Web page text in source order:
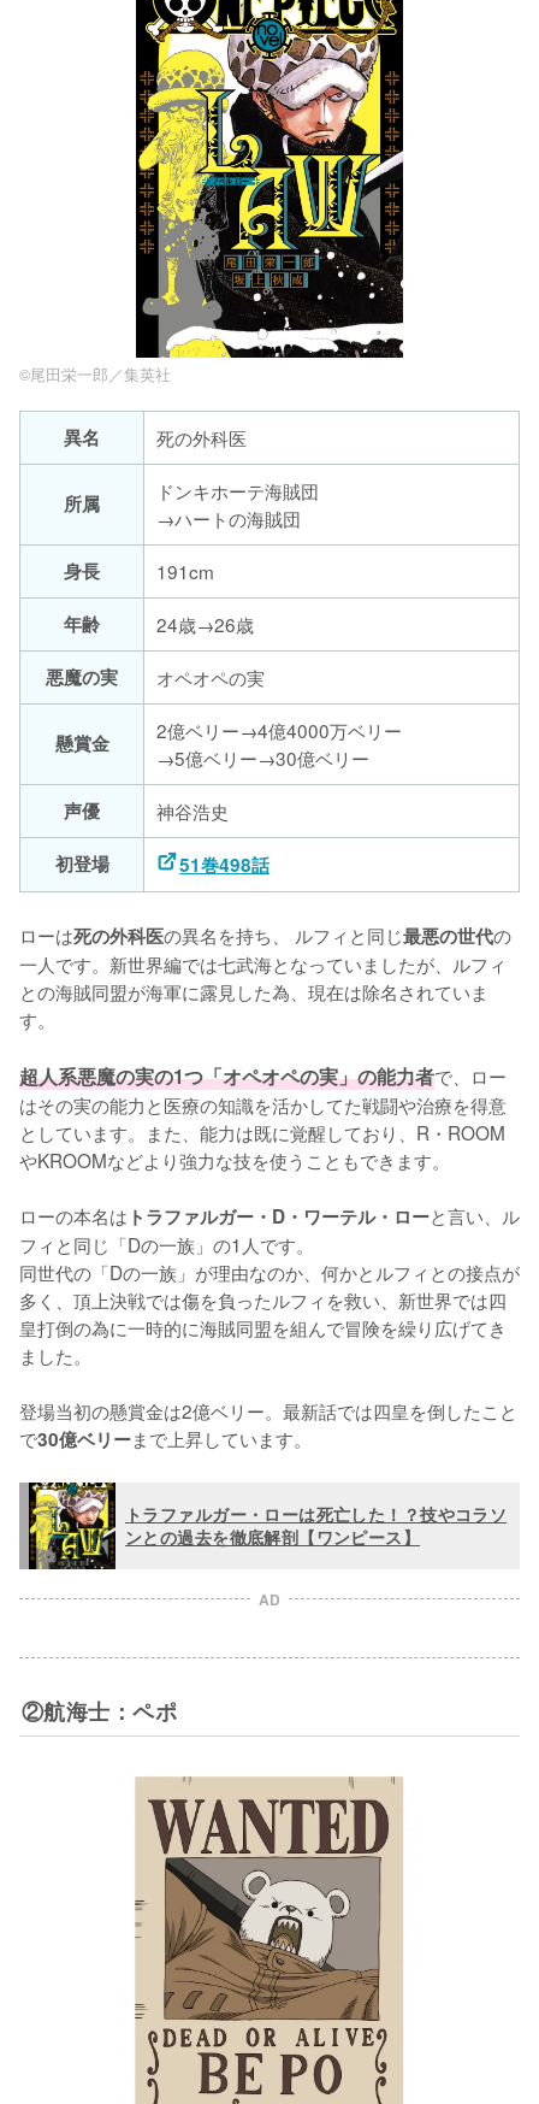
©尾田栄一郎／集英社
異名 死の外科医
所属
ドンキホーテ海賊団
→ハートの海賊団
身長
191cm
年齢
24歳→26歳
悪魔の実
オペオペの実
懸賞金
2億ベリー→4億4000万ベリー
→5億ベリー→30億ベリー
声優
神谷浩史
初登場
51巻498話
ローは死の外科医の異名を持ち、 ルフィと同じ最悪の世代の
一人です。新世界編では七武海となっていましたが、ルフィ
との海賊同盟が海軍に露見した為、現在は除名されていま
す。
超人系悪魔の実の1つ「オペオペの実」の能力者で、ロー
はその実の能力と医療の知識を活かしてた戦闘や治療を得意
としています。また、能力は既に覚醒しており、R・ROOM
やKROOMなどより強力な技を使うこともできます。
ローの本名は トラファルガー・D・ワーテル・ローと言い、ル
フィと同じ「Dの一族」の1人です。
同世代の「Dの一族」が理由なのか、何かとルフィとの接点が
多く、頂上決戦では傷を負ったルフィを救い、新世界では四
皇打倒の為に一時的に海賊同盟を組んで冒険を繰り広げてき
ました。
登場当初の懸賞金は2億ベリー。最新話では四皇を倒したこと
で30億ベリーまで上昇しています。
トラファルガー・ローは死亡した！？技やコラソ
ンとの過去を徹底解剖【ワンピース】
AD
②航海士：ペポ